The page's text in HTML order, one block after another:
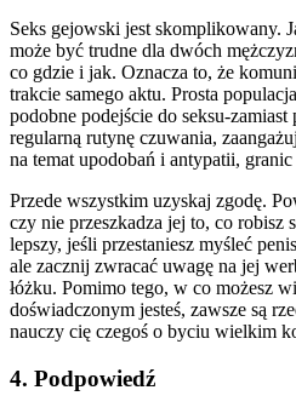
Seks gejowski jest skomplikowany.
może być trudne dla dwóch
co gdzie i jak. Oznacza to, że
trakcie samego aktu. Prosta
podobne podejście do seksu-zamiast
regularną rutynę czuwania,
na temat upodobań i antypatii,
Przede wszystkim uzyskaj zgodę.
czy nie przeszkadza jej to, co robisz
lepszy, jeśli przestaniesz myśleć
ale zacznij zwracać uwagę na jej
łóżku. Pomimo tego, w co możesz
doświadczonym jesteś, zawsze są
nauczy cię czegoś o byciu wielkim
4. Podpowiedź